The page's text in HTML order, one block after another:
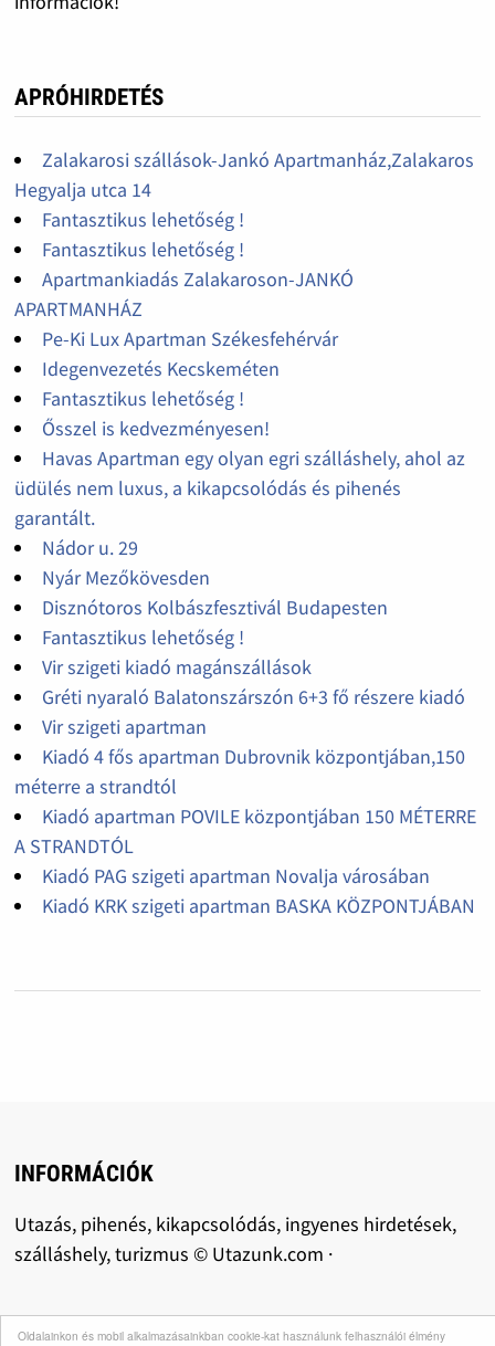
Oldalainkon és mobil alkalmazásainkban cookie-kat használunk felhasználói élmény
APRÓHIRDETÉS
Zalakarosi szállások-Jankó Apartmanház,Zalakaros
Hegyalja utca 14
Fantasztikus lehetőség !
Fantasztikus lehetőség !
Apartmankiadás Zalakaroson-JANKÓ
APARTMANHÁZ
Pe-Ki Lux Apartman Székesfehérvár
Idegenvezetés Kecskeméten
Fantasztikus lehetőség !
Ősszel is kedvezményesen!
Havas Apartman egy olyan egri szálláshely, ahol az
üdülés nem luxus, a kikapcsolódás és pihenés
garantált.
Nádor u. 29
Nyár Mezőkövesden
Disznótoros Kolbászfesztivál Budapesten
Fantasztikus lehetőség !
Vir szigeti kiadó magánszállások
Gréti nyaraló Balatonszárszón 6+3 fő részere kiadó
Vir szigeti apartman
Kiadó 4 fős apartman Dubrovnik központjában,150
méterre a strandtól
Kiadó apartman POVILE központjában 150 MÉTERRE
A STRANDTÓL
Kiadó PAG szigeti apartman Novalja városában
Kiadó KRK szigeti apartman BASKA KÖZPONTJÁBAN
INFORMÁCIÓK
Utazás, pihenés, kikapcsolódás, ingyenes hirdetések,
szálláshely, turizmus © Utazunk.com ·
LINKEK